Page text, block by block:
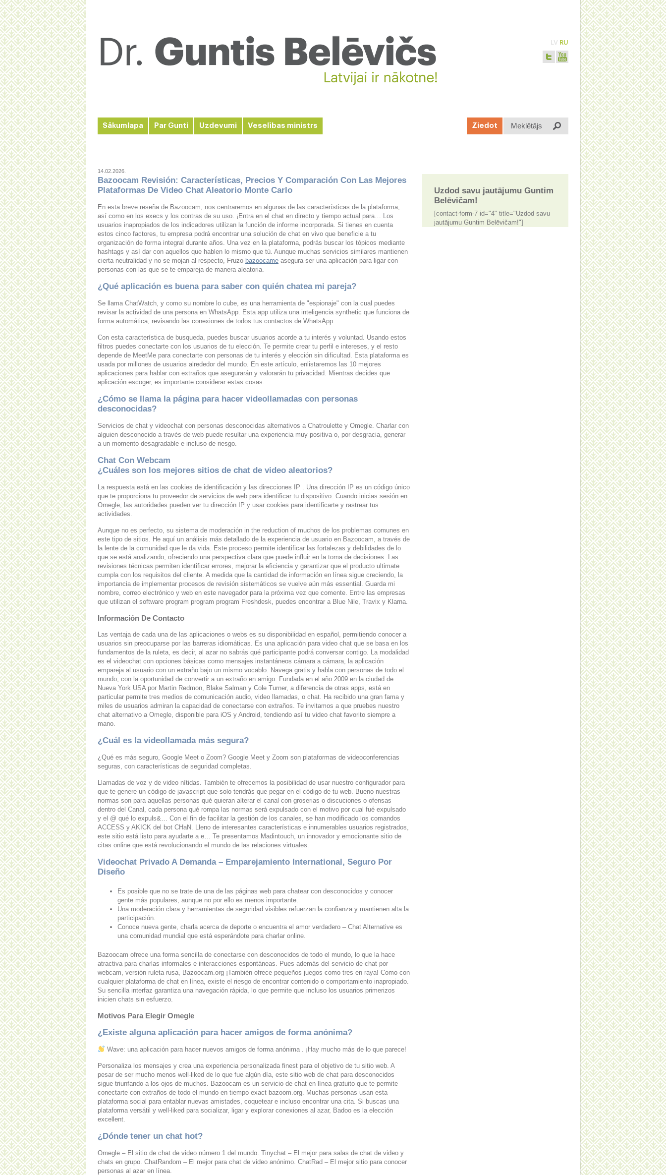
LV RU
Sākumlapa Par Gunti Uzdevumi Veselības ministrs Ziedot Meklētājs
14.02.2026.
Bazoocam Revisión: Características, Precios Y Comparación Con Las Mejores
Plataformas De Video Chat Aleatorio Monte Carlo
En esta breve reseña de Bazoocam, nos centraremos en algunas de las características de la plataforma,
así como en los execs y los contras de su uso. ¡Entra en el chat en directo y tiempo actual para… Los
usuarios inapropiados de los indicadores utilizan la función de informe incorporada. Si tienes en cuenta
estos cinco factores, tu empresa podrá encontrar una solución de chat en vivo que beneficie a tu
organización de forma integral durante años. Una vez en la plataforma, podrás buscar los tópicos mediante
hashtags y así dar con aquellos que hablen lo mismo que tú. Aunque muchas servicios similares mantienen
cierta neutralidad y no se mojan al respecto, Fruzo bazoocame asegura ser una aplicación para ligar con
personas con las que se te empareja de manera aleatoria.
¿Qué aplicación es buena para saber con quién chatea mi pareja?
Se llama ChatWatch, y como su nombre lo cube, es una herramienta de "espionaje" con la cual puedes
revisar la actividad de una persona en WhatsApp. Esta app utiliza una inteligencia synthetic que funciona de
forma automática, revisando las conexiones de todos tus contactos de WhatsApp.
Con esta característica de busqueda, puedes buscar usuarios acorde a tu interés y voluntad. Usando estos
filtros puedes conectarte con los usuarios de tu elección. Te permite crear tu perfil e intereses, y el resto
depende de MeetMe para conectarte con personas de tu interés y elección sin dificultad. Esta plataforma es
usada por millones de usuarios alrededor del mundo. En este artículo, enlistaremos las 10 mejores
aplicaciones para hablar con extraños que asegurarán y valorarán tu privacidad. Mientras decides que
aplicación escoger, es importante considerar estas cosas.
¿Cómo se llama la página para hacer videollamadas con personas
desconocidas?
Servicios de chat y videochat con personas desconocidas alternativos a Chatroulette y Omegle. Charlar con
alguien desconocido a través de web puede resultar una experiencia muy positiva o, por desgracia, generar
a un momento desagradable e incluso de riesgo.
Chat Con Webcam
¿Cuáles son los mejores sitios de chat de video aleatorios?
La respuesta está en las cookies de identificación y las direcciones IP . Una dirección IP es un código único
que te proporciona tu proveedor de servicios de web para identificar tu dispositivo. Cuando inicias sesión en
Omegle, las autoridades pueden ver tu dirección IP y usar cookies para identificarte y rastrear tus
actividades.
Aunque no es perfecto, su sistema de moderación in the reduction of muchos de los problemas comunes en
este tipo de sitios. He aquí un análisis más detallado de la experiencia de usuario en Bazoocam, a través de
la lente de la comunidad que le da vida. Este proceso permite identificar las fortalezas y debilidades de lo
que se está analizando, ofreciendo una perspectiva clara que puede influir en la toma de decisiones. Las
revisiones técnicas permiten identificar errores, mejorar la eficiencia y garantizar que el producto ultimate
cumpla con los requisitos del cliente. A medida que la cantidad de información en línea sigue creciendo, la
importancia de implementar procesos de revisión sistemáticos se vuelve aún más essential. Guarda mi
nombre, correo electrónico y web en este navegador para la próxima vez que comente. Entre las empresas
que utilizan el software program program program Freshdesk, puedes encontrar a Blue Nile, Travix y Klarna.
Información De Contacto
Las ventaja de cada una de las aplicaciones o webs es su disponibilidad en español, permitiendo conocer a
usuarios sin preocuparse por las barreras idiomáticas. Es una aplicación para video chat que se basa en los
fundamentos de la ruleta, es decir, al azar no sabrás qué participante podrá conversar contigo. La modalidad
es el videochat con opciones básicas como mensajes instantáneos cámara a cámara, la aplicación
empareja al usuario con un extraño bajo un mismo vocablo. Navega gratis y habla con personas de todo el
mundo, con la oportunidad de convertir a un extraño en amigo. Fundada en el año 2009 en la ciudad de
Nueva York USA por Martin Redmon, Blake Salman y Cole Turner, a diferencia de otras apps, está en
particular permite tres medios de comunicación audio, video llamadas, o chat. Ha recibido una gran fama y
miles de usuarios admiran la capacidad de conectarse con extraños. Te invitamos a que pruebes nuestro
chat alternativo a Omegle, disponible para iOS y Android, tendiendo así tu video chat favorito siempre a
mano.
¿Cuál es la videollamada más segura?
¿Qué es más seguro, Google Meet o Zoom? Google Meet y Zoom son plataformas de videoconferencias
seguras, con características de seguridad completas.
Llamadas de voz y de video nítidas. También te ofrecemos la posibilidad de usar nuestro configurador para
que te genere un código de javascript que solo tendrás que pegar en el código de tu web. Bueno nuestras
normas son para aquellas personas qué quieran alterar el canal con groserias o discuciones o ofensas
dentro del Canal, cada persona qué rompa las normas será expulsado con el motivo por cual fué expulsado
y el @ qué lo expuls&… Con el fin de facilitar la gestión de los canales, se han modificado los comandos
ACCESS y AKICK del bot CHaN. Lleno de interesantes características e innumerables usuarios registrados,
este sitio está listo para ayudarte a e… Te presentamos Madintouch, un innovador y emocionante sitio de
citas online que está revolucionando el mundo de las relaciones virtuales.
Videochat Privado A Demanda – Emparejamiento International, Seguro Por
Diseño
Es posible que no se trate de una de las páginas web para chatear con desconocidos y conocer
gente más populares, aunque no por ello es menos importante.
Una moderación clara y herramientas de seguridad visibles refuerzan la confianza y mantienen alta la
participación.
Conoce nueva gente, charla acerca de deporte o encuentra el amor verdadero – Chat Alternative es
una comunidad mundial que está esperándote para charlar online.
Bazoocam ofrece una forma sencilla de conectarse con desconocidos de todo el mundo, lo que la hace
atractiva para charlas informales e interacciones espontáneas. Pues además del servicio de chat por
webcam, versión ruleta rusa, Bazoocam.org ¡También ofrece pequeños juegos como tres en raya! Como con
cualquier plataforma de chat en línea, existe el riesgo de encontrar contenido o comportamiento inapropiado.
Su sencilla interfaz garantiza una navegación rápida, lo que permite que incluso los usuarios primerizos
inicien chats sin esfuerzo.
Motivos Para Elegir Omegle
¿Existe alguna aplicación para hacer amigos de forma anónima?
Wave: una aplicación para hacer nuevos amigos de forma anónima . ¡Hay mucho más de lo que parece!
Personaliza los mensajes y crea una experiencia personalizada finest para el objetivo de tu sitio web. A
pesar de ser mucho menos well-liked de lo que fue algún día, este sitio web de chat para desconocidos
sigue triunfando a los ojos de muchos. Bazoocam es un servicio de chat en línea gratuito que te permite
conectarte con extraños de todo el mundo en tiempo exact bazoom.org. Muchas personas usan esta
plataforma social para entablar nuevas amistades, coquetear e incluso encontrar una cita. Si buscas una
plataforma versátil y well-liked para socializar, ligar y explorar conexiones al azar, Badoo es la elección
excellent.
¿Dónde tener un chat hot?
Omegle – El sitio de chat de video número 1 del mundo. Tinychat – El mejor para salas de chat de video y
chats en grupo. ChatRandom – El mejor para chat de video anónimo. ChatRad – El mejor sitio para conocer
personas al azar en línea.
Uzdod savu jautājumu Guntim
Belēvičam!
[contact-form-7 id="4" title="Uzdod savu
jautājumu Guntim Belēvičam!"]